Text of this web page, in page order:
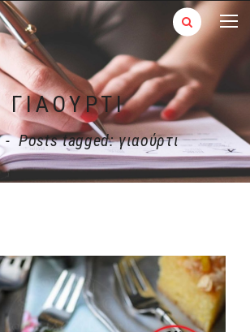
ΓΙΑΟΎΡΤΙ
- Posts tagged: γιαούρτι